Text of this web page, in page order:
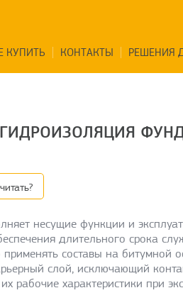
КУПИТЬ КОНТАКТЫ РЕШЕНИЯ
несущие функции и
длительного срока
составы на битумной
слой, исключающий
рабочие характеристики при